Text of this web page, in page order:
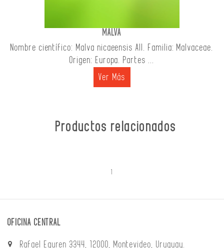
MALVA
Nombre científico: Malva nicaeensis All. Familia: Malvaceae.
Origen: Europa. Partes ...
Ver Más
Productos relacionados
OFICINA CENTRAL
Rafael Eguren 3344, 12000, Montevideo, Uruguay.